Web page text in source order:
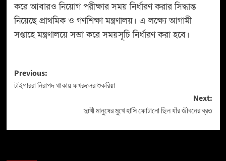
করে আবারও নিয়োগ পরীক্ষার সময় নির্ধারণ করার সিদ্ধান্ত
নিয়েছে প্রাথমিক ও গণশিক্ষা মন্ত্রণালয়। এ লক্ষ্যে আগামী
সপ্তাহে মন্ত্রণালয়ে সভা করে সময়সূচি নির্ধারণ করা হবে।
Previous:
টাইগাররা নিরাপদ থাকায় ফখরুলের শুকরিয়া
Next:
দুঃখী মানুষের মুখে হাসি ফোটানো ছিল যাঁর জীবনের ব্রত